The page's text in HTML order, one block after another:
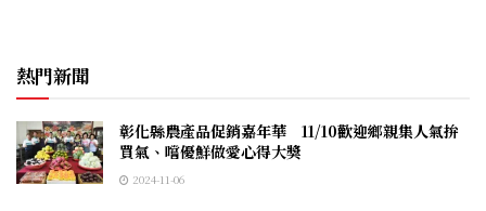
熱門新聞
彰化縣農產品促銷嘉年華 11/10歡迎鄉親集人氣拚
買氣、嚐優鮮做愛心得大獎
2024-11-06